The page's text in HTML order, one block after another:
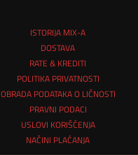
ISTORIJA MIX-A
DOSTAVA
RATE & KREDITI
POLITIKA PRIVATNOSTI
OBRADA PODATAKA O LIČNOSTI
PRAVNI PODACI
USLOVI KORIŠĆENJA
NAČINI PLAĆANJA